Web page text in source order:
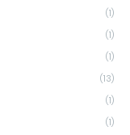
(1)
(1)
(1)
(13)
(1)
(1)